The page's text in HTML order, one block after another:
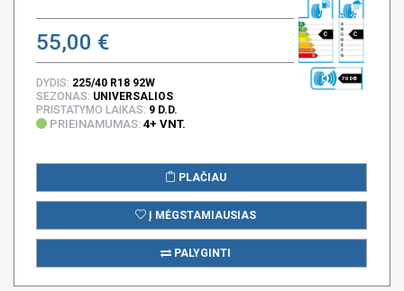
55,00 € C C
70 DB
DYDIS: 225/40 R18 92W
SEZONAS: UNIVERSALIOS
PRISTATYMO LAIKAS: 9 D.D.
PRIEINAMUMAS: 4+ VNT.
PLAČIAU
Į MĖGSTAMIAUSIAS
PALYGINTI